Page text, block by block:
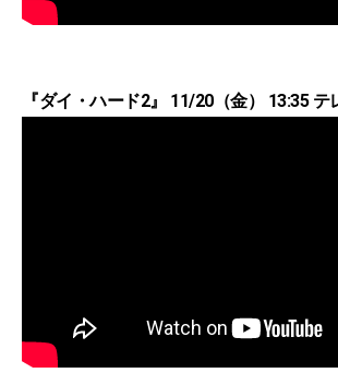
『ダイ・ハード2』 11/20（金） 13:35 テ